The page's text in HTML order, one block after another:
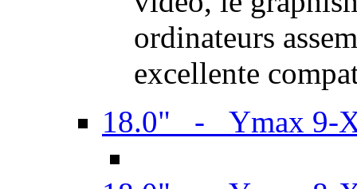
ordinateurs
excellente
18.0" - Ymax 9-